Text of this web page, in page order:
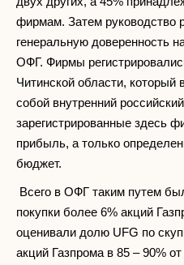
фирмам. Затем руководство
генеральную доверенность
ОФГ. Фирмы
Читинской области, который
собой внутренний
зарегистрированные здесь
прибыль, а только
бюджет.
Всего в ОФГ таким путем
покупки более 6% акций
оценивали долю UFG по
акций Газпрома в 85 – 90%